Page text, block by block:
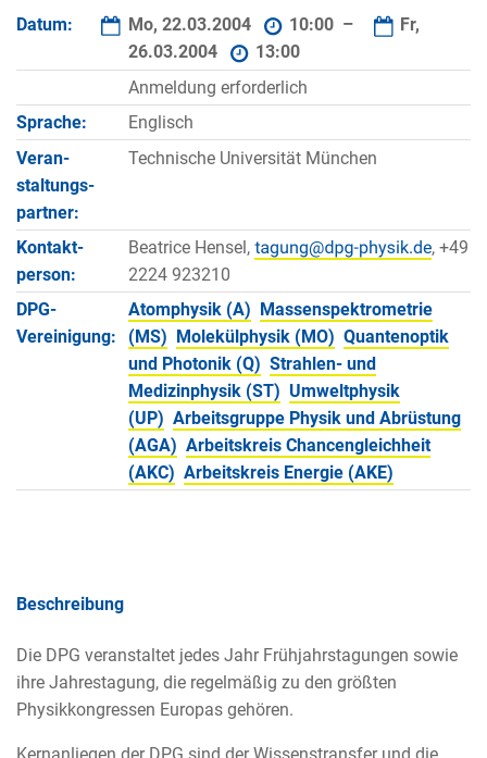
Datum: Mo, 22.03.2004 10:00 –
Fr,
26.03.2004
13:00
Anmeldung erforderlich
Sprache:
Englisch
Veran­
staltungs­
partner:
Technische Universität München
Kontakt­
person:
Beatrice Hensel,
, +49
2224 923210
DPG-
Vereinigung:
Atomphysik (A)
Massenspektrometrie
(MS)
Molekülphysik (MO) Quantenoptik
und Photonik (Q) Strahlen- und
Medizinphysik (ST) Umweltphysik
(UP) Arbeitsgruppe Physik und Abrüstung
(AGA) Arbeitskreis Chancengleichheit
(AKC) Arbeitskreis Energie (AKE)
Beschreibung
Die DPG veranstaltet jedes Jahr Frühjahrstagungen sowie
ihre Jahrestagung, die regelmäßig zu den größten
Physikkongressen Europas gehören.